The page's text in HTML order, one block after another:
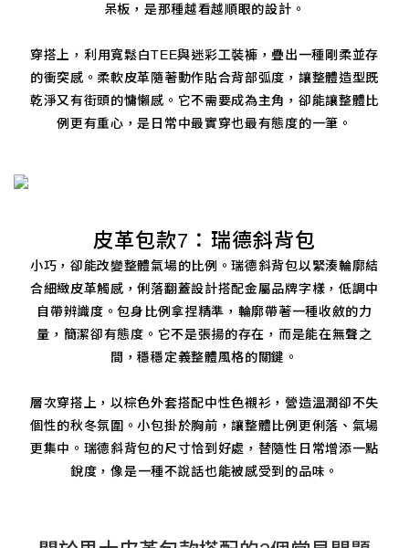
呆板，是那種越看越順眼的設計。
穿搭上，利用寬鬆白TEE與迷彩工裝褲，疊出一種剛柔並存
的衝突感。柔軟皮革隨著動作貼合背部弧度，讓整體造型既
乾淨又有街頭的慵懶感。它不需要成為主角，卻能讓整體比
例更有重心，是日常中最實穿也最有態度的一筆。
皮革包款7：瑞德斜背包
小巧，卻能改變整體氣場的比例。瑞德斜背包以緊湊輪廓結
合細緻皮革觸感，俐落翻蓋設計搭配金屬品牌字樣，低調中
自帶辨識度。包身比例拿捏精準，輪廓帶著一種收斂的力
量，簡潔卻有態度。它不是張揚的存在，而是能在無聲之
間，穩穩定義整體風格的關鍵。
層次穿搭上，以棕色外套搭配中性色襯衫，營造溫潤卻不失
個性的秋冬氛圍。小包掛於胸前，讓整體比例更俐落、氣場
更集中。瑞德斜背包的尺寸恰到好處，替隨性日常增添一點
銳度，像是一種不說話也能被感受到的品味。